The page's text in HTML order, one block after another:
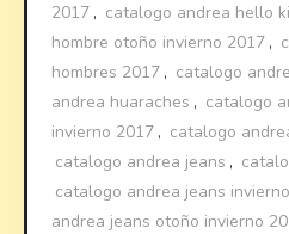
2017 , catalogo andrea hello
hombre otoño invierno 2017 ,
hombres 2017 , catalogo
andrea huaraches , catalogo
invierno 2017 , catalogo
catalogo andrea jeans ,
catalogo andrea jeans
andrea jeans otoño invierno